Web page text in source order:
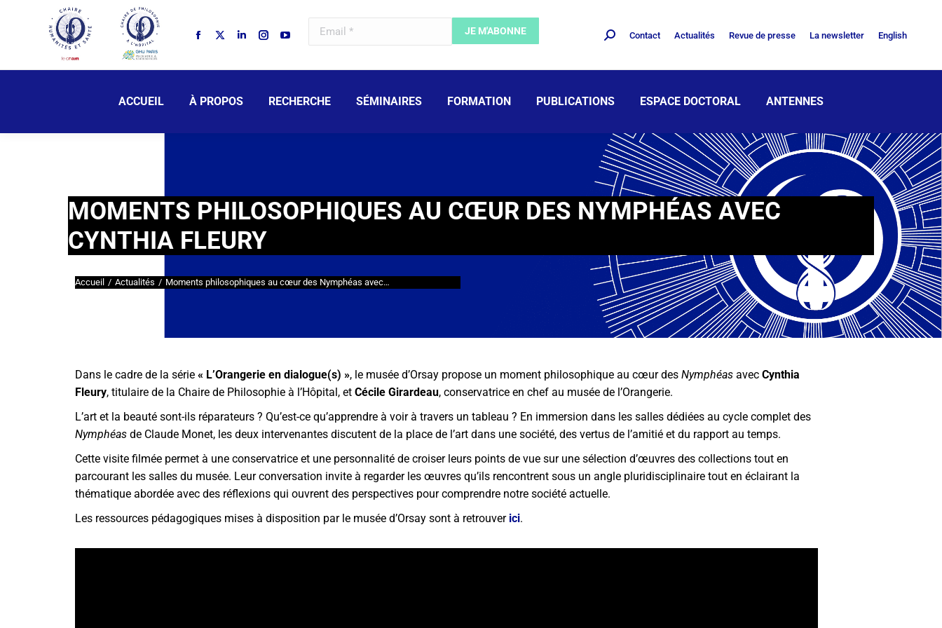
Contact Actualités Revue de presse La newsletter English
ACCUEIL À PROPOS RECHERCHE SÉMINAIRES FORMATION PUBLICATIONS ESPACE DOCTORAL ANTENNES
MOMENTS PHILOSOPHIQUES AU CŒUR DES NYMPHÉAS AVEC
CYNTHIA FLEURY
Vous êtes ici :
Accueil Actualités Moments philosophiques au cœur des Nymphéas avec…
Dans le cadre de la série« L’Orangerie en dialogue(s) », le musée d’Orsay propose un moment philosophique au cœur desNymphéas avecCynthia
Fleury, titulaire de la Chaire de Philosophie à l’Hôpital, etCécile Girardeau, conservatrice en chef au musée de l’Orangerie.
L’art et la beauté sont-ils réparateurs ? Qu’est-ce qu’apprendre à voir à travers un tableau ? En immersion dans les salles dédiées au cycle complet des
Nymphéas de Claude Monet, les deux intervenantes discutent de la place de l’art dans une société, des vertus de l’amitié et du rapport au temps.
Cette visite filmée permet à une conservatrice et une personnalité de croiser leurs points de vue sur une sélection d’œuvres des collections tout en
parcourant les salles du musée. Leur conversation invite à regarder les œuvres qu’ils rencontrent sous un angle pluridisciplinaire tout en éclairant la
thématique abordée avec des réflexions qui ouvrent des perspectives pour comprendre notre société actuelle.
Les ressources pédagogiques mises à disposition par le musée d’Orsay sont à retrouver ici.